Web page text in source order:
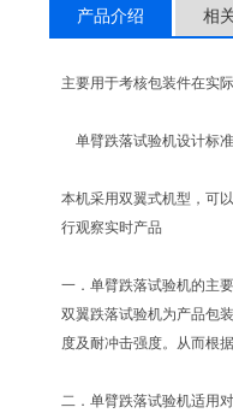
产品介绍 相
主要用于考核包装件在实
单臂跌落试验机设计标准
本机采用双翼式机型，可
行观察实时产品
一．单臂跌落试验机的主
双翼跌落试验机为产品包
度及耐冲击强度。从而根
二．单臂跌落试验机适用